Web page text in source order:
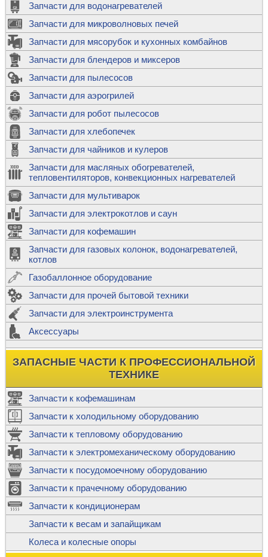
Запчасти для водонагревателей
Запчасти для микроволновых печей
Запчасти для мясорубок и кухонных комбайнов
Запчасти для блендеров и миксеров
Запчасти для пылесосов
Запчасти для аэрогрилей
Запчасти для робот пылесосов
Запчасти для хлебопечек
Запчасти для чайников и кулеров
Запчасти для масляных обогревателей,
тепловентиляторов, конвекционных нагревателей
Запчасти для мультиварок
Запчасти для электрокотлов и саун
Запчасти для кофемашин
Запчасти для газовых колонок, водонагревателей,
котлов
Газобаллонное оборудование
Запчасти для прочей бытовой техники
Запчасти для электроинструмента
Аксессуары
ЗАПАСНЫЕ ЧАСТИ К ПРОФЕССИОНАЛЬНОЙ
ТЕХНИКЕ
Запчасти к кофемашинам
Запчасти к холодильному оборудованию
Запчасти к тепловому оборудованию
Запчасти к электромеханическому оборудованию
Запчасти к посудомоечному оборудованию
Запчасти к прачечному оборудованию
Запчасти к кондиционерам
Запчасти к весам и запайщикам
Колеса и колесные опоры